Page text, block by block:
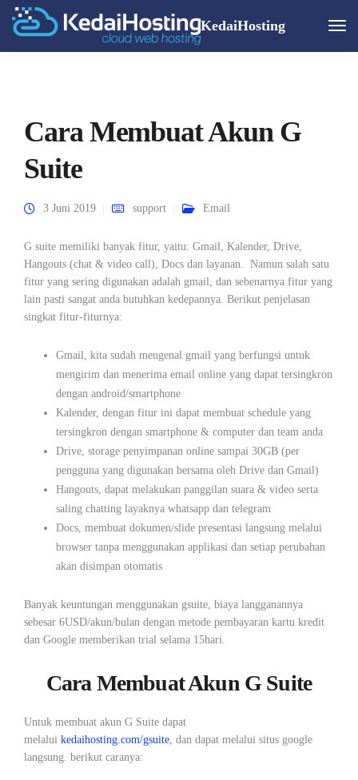
KedaiHosting
Cara Membuat Akun G
Suite
3 Juni 2019 support Email
G suite memiliki banyak fitur, yaitu: Gmail, Kalender, Drive,
Hangouts (chat & video call), Docs dan layanan. Namun salah satu
fitur yang sering digunakan adalah gmail, dan sebenarnya fitur yang
lain pasti sangat anda butuhkan kedepannya. Berikut penjelasan
singkat fitur-fiturnya:
Gmail, kita sudah mengenal gmail yang berfungsi untuk
mengirim dan menerima email online yang dapat tersingkron
dengan android/smartphone
Kalender, dengan fitur ini dapat membuat schedule yang
tersingkron dengan smartphone & computer dan team anda
Drive, storage penyimpanan online sampai 30GB (per
pengguna yang digunakan bersama oleh Drive dan Gmail)
Hangouts, dapat melakukan panggilan suara & video serta
saling chatting layaknya whatsapp dan telegram
Docs, membuat dokumen/slide presentasi langsung melalui
browser tanpa menggunakan applikasi dan setiap perubahan
akan disimpan otomatis
Banyak keuntungan menggunakan gsuite, biaya langganannya
sebesar 6USD/akun/bulan dengan metode pembayaran kartu kredit
dan Google memberikan trial selama 15hari.
Cara Membuat Akun G Suite
Untuk membuat akun G Suite dapat
melalui kedaihosting.com/gsuite, dan dapat melalui situs google
langsung. berikut caranya: